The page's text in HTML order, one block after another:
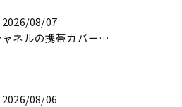
2026/08/07
シャネルの携帯カバー、お持ちいただきありがとうございます📱✨
2026/08/06